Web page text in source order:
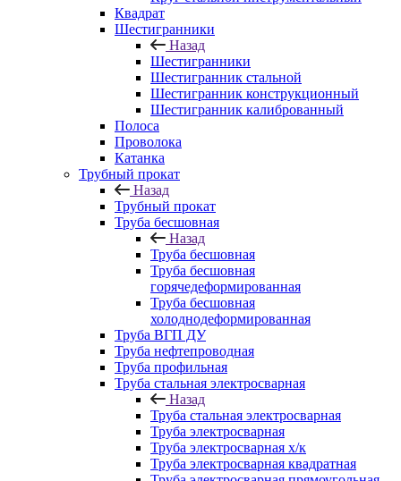
Квадрат
Шестигранники
Назад
Шестигранники
Шестигранник стальной
Шестигранник конструкционный
Шестигранник калиброванный
Полоса
Проволока
Катанка
Трубный прокат
Назад
Трубный прокат
Труба бесшовная
Назад
Труба бесшовная
Труба бесшовная
горячедеформированная
Труба бесшовная
холоднодеформированная
Труба ВГП ДУ
Труба нефтепроводная
Труба профильная
Труба стальная электросварная
Назад
Труба стальная электросварная
Труба электросварная
Труба электросварная х/к
Труба электросварная квадратная